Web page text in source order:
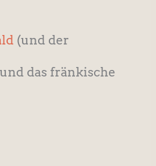
(und der
und das fränkische